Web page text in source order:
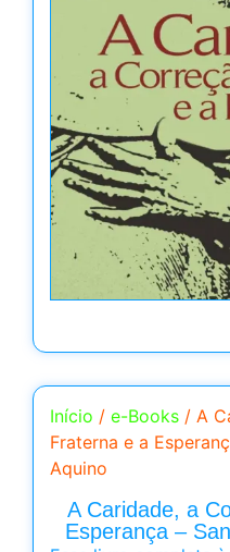
Início / e-Books / A
Fraterna e a
Aquino
A Caridade, a
Esperança –